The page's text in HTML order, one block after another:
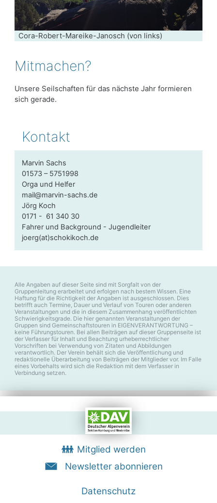
Cora-Robert-Mareike-Janosch (von links)
Mitmachen?
Unsere Seilschaften für das nächste Jahr formieren
sich gerade.
Kontakt
Marvin Sachs
01573 – 5751998
Orga und Helfer
mail@marvin-sachs.de
Jörg Koch
0171 - 61 340 30
Fahrer und Background - Jugendleiter
joerg(at)schokikoch.de
Alle Angaben auf dieser Seite sind mit Sorgfalt von der
Gruppenleitung erarbeitet und erfolgen nach bestem Wissen. Eine
Haftung für die Richtigkeit der Angaben ist ausgeschlossen. Dies
betrifft auch Termine, Dauer und Verlauf von Touren oder anderen
Veranstaltungen und die in diesem Zusammenhang veröffentlichten
Schwierigkeitsgrade. Die hier genannten Veranstaltungen der
Gruppen sind Gemeinschaftstouren in EIGENVERANTWORTUNG –
keine Führungstouren. Bei allen Beiträgen auf dieser Gruppenseite ist
der Verfasser für Inhalt und Beachtung urheberrechtlicher
Vorschriften bei Verwendung von Zitaten und Abbildungen
verantwortlich. Der Verein behält sich die Veröffentlichung und
redaktionelle Überarbeitung von Beiträgen der Mitglieder vor. Im Falle
eines Vorbehalts wird sich die Redaktion mit dem Verfasser in
Verbindung setzen.
Mitglied werden
Newsletter abonnieren
Datenschutz